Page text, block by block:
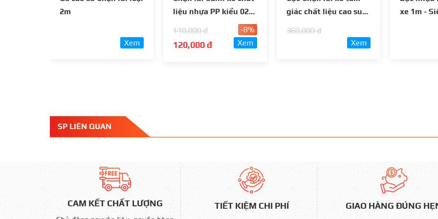
2m
Xem
liệu nhựa PP kiểu 02
110,000 đ
120,000 đ
-8%
Xem
giác chất liệu cao su
360,000 đ
Xem
xe 1m -
SP LIÊN QUAN
CAM KẾT CHẤT LƯỢNG TIẾT KIỆM CHI PHÍ GIAO HÀNG ĐÚNG